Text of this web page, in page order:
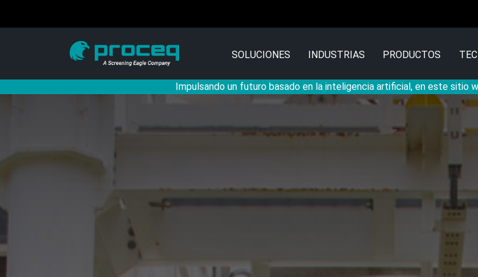
Impulsando un futuro basado en la inteligencia artificial, en este sitio
SOLUCIONES INDUSTRIAS PRODUCTOS